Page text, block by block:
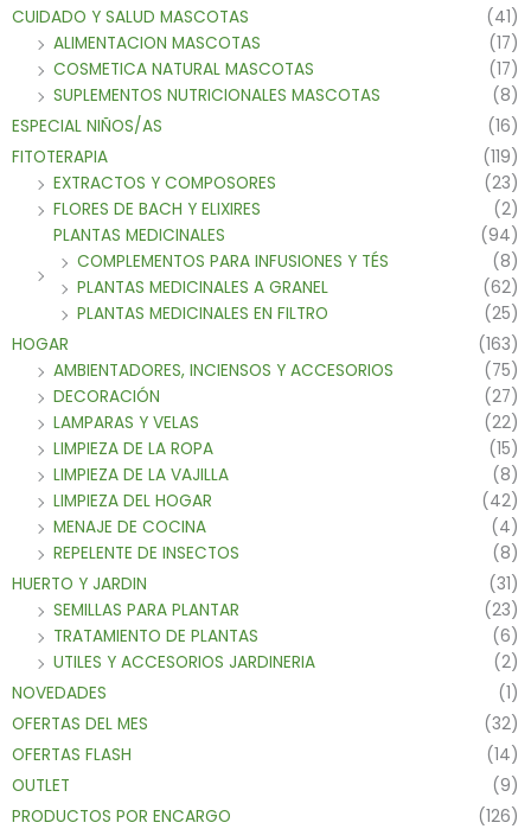
CUIDADO Y SALUD MASCOTAS
(41)
ALIMENTACION MASCOTAS
(17)
COSMETICA NATURAL MASCOTAS
(17)
SUPLEMENTOS NUTRICIONALES MASCOTAS
(8)
ESPECIAL NIÑOS/AS
(16)
FITOTERAPIA
(119)
EXTRACTOS Y COMPOSORES
(23)
FLORES DE BACH Y ELIXIRES
(2)
PLANTAS MEDICINALES
(94)
COMPLEMENTOS PARA INFUSIONES Y TÉS
(8)
PLANTAS MEDICINALES A GRANEL
(62)
PLANTAS MEDICINALES EN FILTRO
(25)
HOGAR
(163)
AMBIENTADORES, INCIENSOS Y ACCESORIOS
(75)
DECORACIÓN
(27)
LAMPARAS Y VELAS
(22)
LIMPIEZA DE LA ROPA
(15)
LIMPIEZA DE LA VAJILLA
(8)
LIMPIEZA DEL HOGAR
(42)
MENAJE DE COCINA
(4)
REPELENTE DE INSECTOS
(8)
HUERTO Y JARDIN
(31)
SEMILLAS PARA PLANTAR
(23)
TRATAMIENTO DE PLANTAS
(6)
UTILES Y ACCESORIOS JARDINERIA
(2)
NOVEDADES
(1)
OFERTAS DEL MES
(32)
OFERTAS FLASH
(14)
OUTLET
(9)
PRODUCTOS POR ENCARGO
(126)